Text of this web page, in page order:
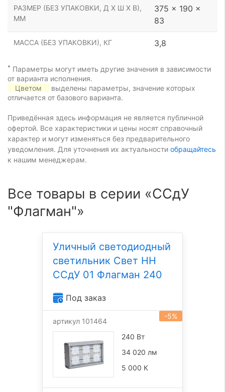
РАЗМЕР (БЕЗ УПАКОВКИ, Д Х Ш Х В),
ММ
375 x 190 x
83
МАССА (БЕЗ УПАКОВКИ), КГ 3,8
* Параметры могут иметь другие значения в зависимости
от варианта исполнения.
Цветом
выделены параметры, значение которых
отличается от базового варианта.
Приведённая здесь информация не является публичной
офертой. Все характеристики и цены носят справочный
характер и могут изменяться без предварительного
уведомления. Для уточнения их актуальности обращайтесь
к нашим менеджерам.
Все товары в серии «ССдУ
"Флагман"»
Уличный светодиодный
светильник Свет НН
ССдУ 01 Флагман 240
Под заказ
-5%
артикул 101464
240 Вт
34 020 лм
5 000 К